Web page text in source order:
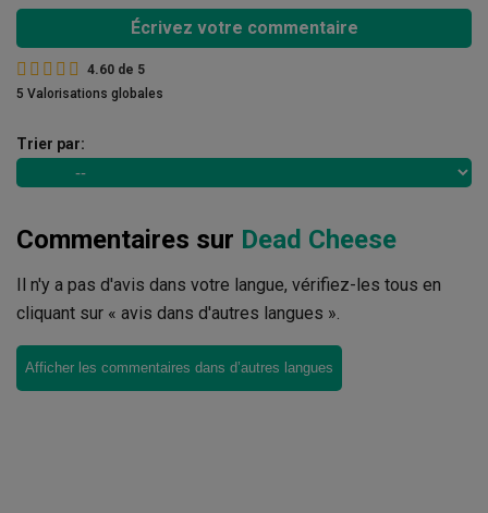
Écrivez votre commentaire
4.60 de 5
5 Valorisations globales
Trier par:
Commentaires sur Dead Cheese
Il n'y a pas d'avis dans votre langue, vérifiez-les tous en
cliquant sur « avis dans d'autres langues ».
Afficher les commentaires dans d’autres langues